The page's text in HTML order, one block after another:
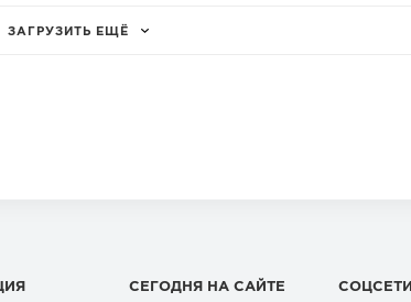
ЗАГРУЗИТЬ ЕЩЁ
СЕГОДНЯ НА САЙТЕ СОЦСЕТИ